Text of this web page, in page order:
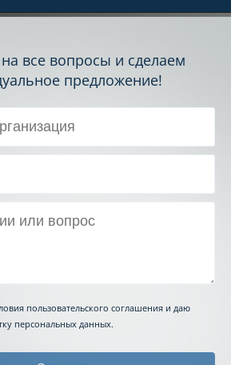
все вопросы и сделаем
предложение!
пользовательского соглашения и даю
персональных данных.